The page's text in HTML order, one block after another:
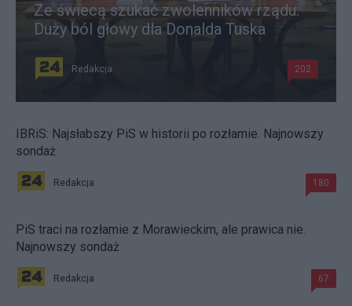
Ze świecą szukać zwolenników rządu.
Duży ból głowy dla Donalda Tuska
Redakcja 202
IBRiS: Najsłabszy PiS w historii po rozłamie. Najnowszy
sondaż
Redakcja 180
PiS traci na rozłamie z Morawieckim, ale prawica nie.
Najnowszy sondaż
Redakcja 67